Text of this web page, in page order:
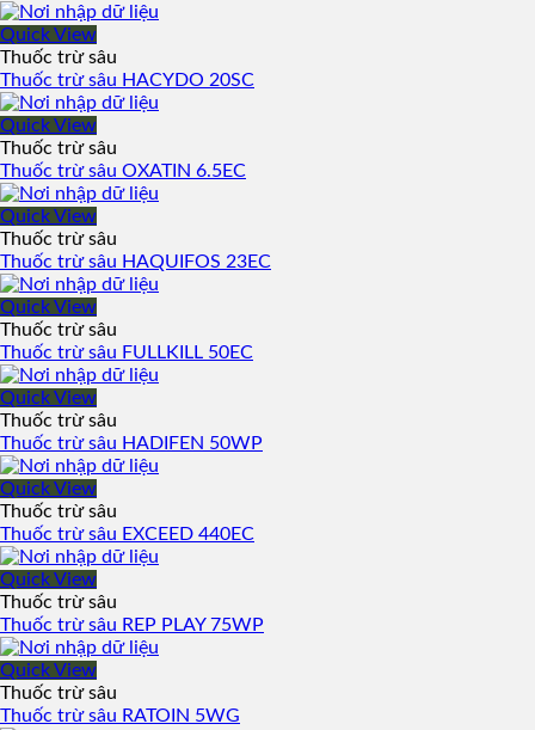
Quick View
Thuốc trừ sâu
Thuốc trừ sâu HACYDO 20SC
Quick View
Thuốc trừ sâu
Thuốc trừ sâu OXATIN 6.5EC
Quick View
Thuốc trừ sâu
Thuốc trừ sâu HAQUIFOS 23EC
Quick View
Thuốc trừ sâu
Thuốc trừ sâu FULLKILL 50EC
Quick View
Thuốc trừ sâu
Thuốc trừ sâu HADIFEN 50WP
Quick View
Thuốc trừ sâu
Thuốc trừ sâu EXCEED 440EC
Quick View
Thuốc trừ sâu
Thuốc trừ sâu REP PLAY 75WP
Quick View
Thuốc trừ sâu
Thuốc trừ sâu RATOIN 5WG